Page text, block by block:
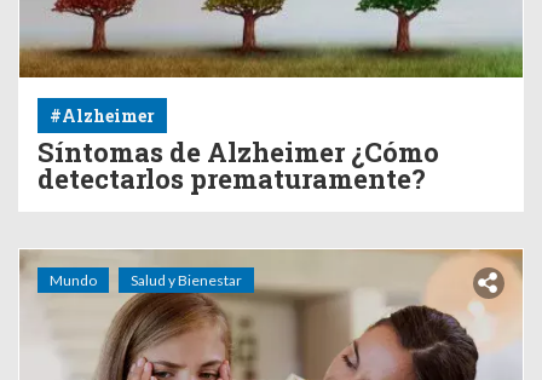
#Alzheimer
Síntomas de Alzheimer ¿Cómo
detectarlos prematuramente?
Mundo Salud y Bienestar